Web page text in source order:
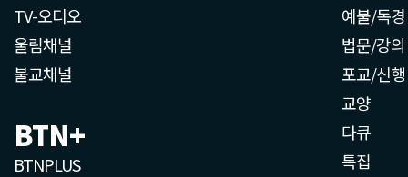
TV-오디오
울림채널
불교채널
BTN+
BTNPLUS
예불/독경
법문/강의
포교/신행
교양
다큐
특집